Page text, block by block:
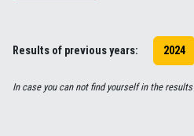
Results of previous years: 2024
In case you can not find yourself in the results